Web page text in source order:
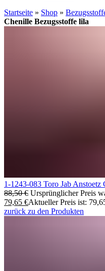
Startseite » Shop »
Chenille Bezugsstoffe lila
1-1243-083 Toro Jab
88,50€ Ursprünglicher Preis
79,65 €Aktueller Preis ist:
zurück zu den Produkten